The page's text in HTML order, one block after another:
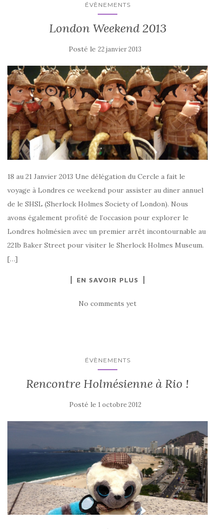
ÉVÈNEMENTS
London Weekend 2013
Posté le 22 janvier 2013
18 au 21 Janvier 2013 Une délégation du Cercle a fait le
voyage à Londres ce weekend pour assister au diner annuel
de le SHSL (Sherlock Holmes Society of London). Nous
avons également profité de l’occasion pour explorer le
Londres holmésien avec un premier arrêt incontournable au
221b Baker Street pour visiter le Sherlock Holmes Museum.
[…]
EN SAVOIR PLUS
No comments yet
ÉVÈNEMENTS
Rencontre Holmésienne à Rio !
Posté le 1 octobre 2012